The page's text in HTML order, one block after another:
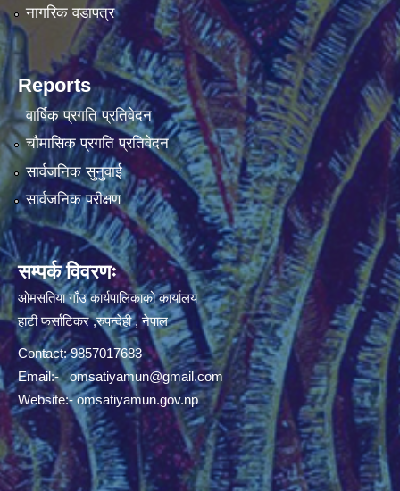
नागरिक वडापत्र
Reports
वार्षिक प्रगति प्रतिवेदन
चौमासिक प्रगति प्रतिवेदन
सार्वजनिक सुनुवाई
सार्वजनिक परीक्षण
सम्पर्क विवरणः
ओमसतिया गाँउ कार्यपालिकाको कार्यालय
हाटी फर्साटिकर ,रुपन्देही , नेपाल
Contact: 9857017683
Email:-omsatiyamun@gmail.com
Website:- omsatiyamun.gov.np